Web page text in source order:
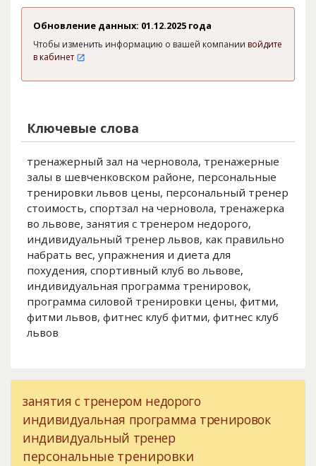
Обновление данных: 01.12.2025 года
Чтобы изменить информацию о вашей компании войдите
в кабинет
Ключевые слова
тренажерный зал на черновола, тренажерные
залы в шевченковском районе, персональные
тренировки львов цены, персональный тренер
стоимость, спортзал на черновола, тренажерка
во львове, занятия с тренером недорого,
индивидуальный тренер львов, как правильно
набрать вес, упражнения и диета для
похудения, спортивный клуб во львове,
индивидуальная программа тренировок,
программа силовой тренировки цены, фитми,
фитми львов, фитнес клуб фитми, фитнес клуб
львов
занятия с тренером недорого
индивидуальная программа тренировок
индивидуальный тренер
персональные тренировки